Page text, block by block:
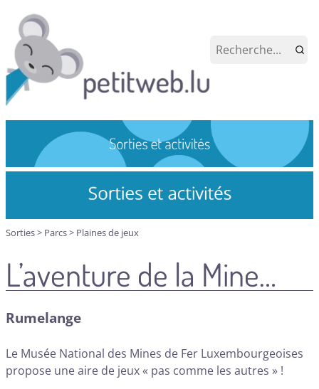
Sorties> Parcs> Plaines de jeux
L’aventure de la Mine…
Rumelange
Le Musée National des Mines de Fer Luxembourgeoises
propose une aire de jeux « pas comme les autres » !